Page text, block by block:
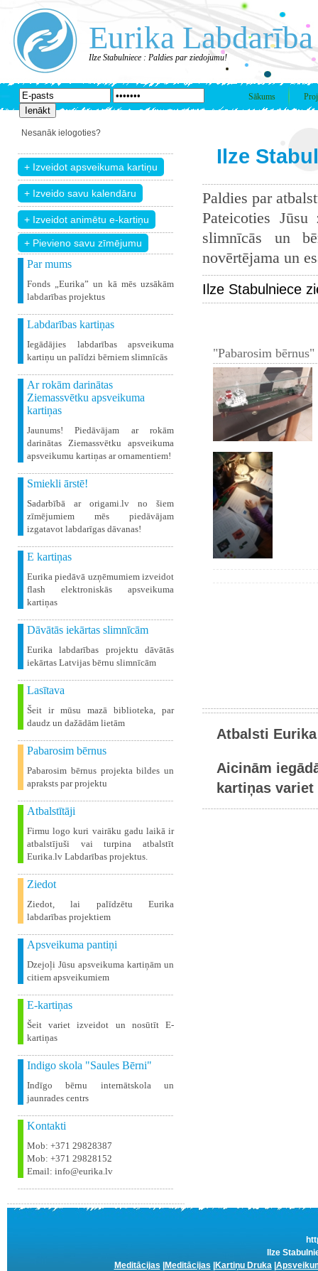
Eurika Labdarība
Ilze Stabulniece : Paldies par ziedojumu!
Sākums
Nesanāk ielogoties?
+ Pievieno savu zīmējumu
Par mums
Fonds „Eurika” un kā mēs uzsākām
labdarības projektus
Labdarības kartiņas
Iegādājies labdarības apsveikuma
kartiņu un palīdzi bērniem slimnīcās
Ar rokām darinātas
Ziemassvētku apsveikuma
kartiņas
Jaunums! Piedāvājam ar rokām
darinātas Ziemassvētku apsveikuma
apsveikumu kartiņas ar ornamentiem!
Smiekli ārstē!
Sadarbībā ar origami.lv no šiem
zīmējumiem mēs piedāvājam
izgatavot labdarīgas dāvanas!
E kartiņas
Eurika piedāvā uzņēmumiem izveidot
flash elektroniskās apsveikuma
kartiņas
Dāvātās iekārtas slimnīcām
Eurika labdarības projektu dāvātās
iekārtas Latvijas bērnu slimnīcām
Lasītava
Šeit ir mūsu mazā biblioteka, par
daudz un dažādām lietām
Pabarosim bērnus
Pabarosim bērnus projekta bildes un
apraksts par projektu
Atbalstītāji
Firmu logo kuri vairāku gadu laikā ir
atbalstījuši vai turpina atbalstīt
Eurika.lv Labdarības projektus.
Ziedot
Ziedot, lai palīdzētu Eurika
labdarības projektiem
Apsveikuma pantiņi
Dzejoļi Jūsu apsveikuma kartiņām un
citiem apsveikumiem
E-kartiņas
Šeit variet izveidot un nosūtīt E-
kartiņas
Indigo skola "Saules Bērni"
Indīgo bērnu internātskola un
jaunrades centrs
Kontakti
Mob: +371 29828387
Mob: +371 29828152
Email: info@eurika.lv
Ilze
Paldies par
Pateicoties
slimnīcās un
novērtējama un
Ilze Stabulniece
"Pabarosim
Atbalsti
Aicinām
kartiņas variet
Ilze
Meditācijas
Meditācijas Kartiņu Druka|